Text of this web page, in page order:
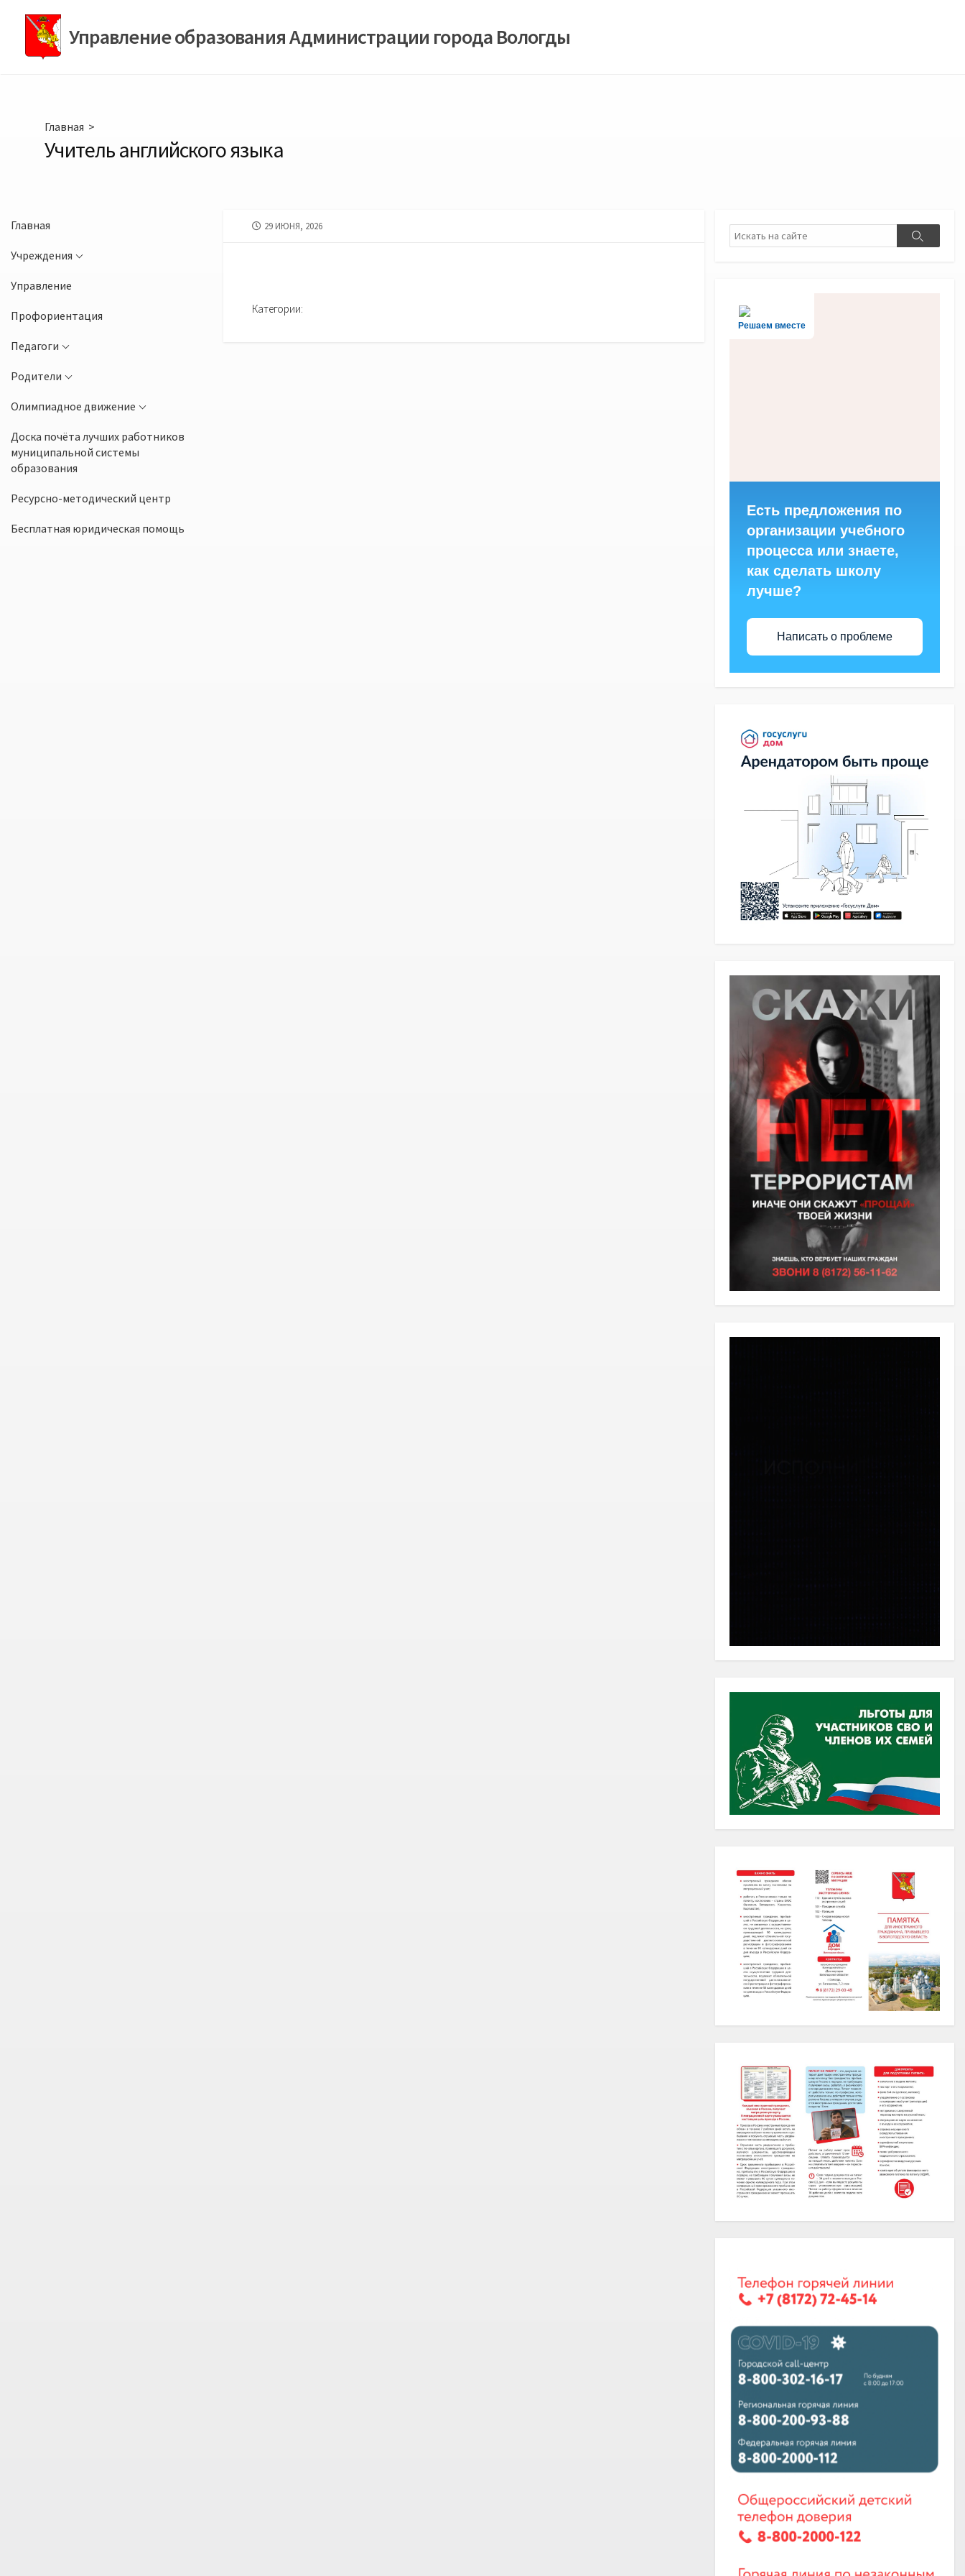
содержимомуУправление образования Администрации города Вологды
Главная >
Учитель английского языка
Главная
Учреждения
Управление
Профориентация
Педагоги
Родители
Олимпиадное движение
Доска почёта лучших работников
муниципальной системы
образования
Ресурсно-методический центр
Бесплатная юридическая помощь
ДАТА
29 ИЮНЯ, 2026
Категории:
Поиск
Поиск
Решаем вместе
Есть предложения по
организации учебного
процесса или знаете,
как сделать школу
лучше?
Написать о проблеме